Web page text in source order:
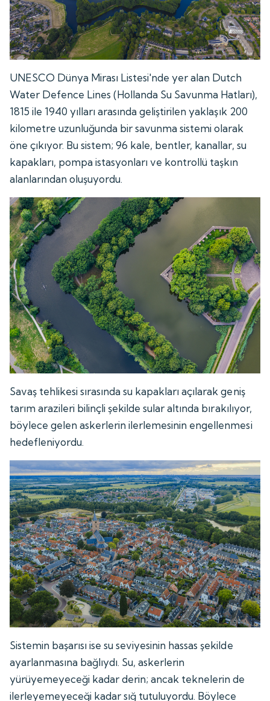
UNESCO Dünya Mirası Listesi'nde yer alan Dutch
Water Defence Lines (Hollanda Su Savunma Hatları),
1815 ile 1940 yılları arasında geliştirilen yaklaşık 200
kilometre uzunluğunda bir savunma sistemi olarak
öne çıkıyor. Bu sistem; 96 kale, bentler, kanallar, su
kapakları, pompa istasyonları ve kontrollü taşkın
alanlarından oluşuyordu.
Savaş tehlikesi sırasında su kapakları açılarak geniş
tarım arazileri bilinçli şekilde sular altında bırakılıyor,
böylece gelen askerlerin ilerlemesinin engellenmesi
hedefleniyordu.
Sistemin başarısı ise su seviyesinin hassas şekilde
ayarlanmasına bağlıydı. Su, askerlerin
yürüyemeyeceği kadar derin; ancak teknelerin de
ilerleyemeyeceği kadar sığ tutuluyordu. Böylece